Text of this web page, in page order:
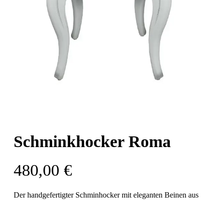
Schminkhocker Roma
480,00€
Der handgefertigter Schminhocker mit eleganten Beinen aus